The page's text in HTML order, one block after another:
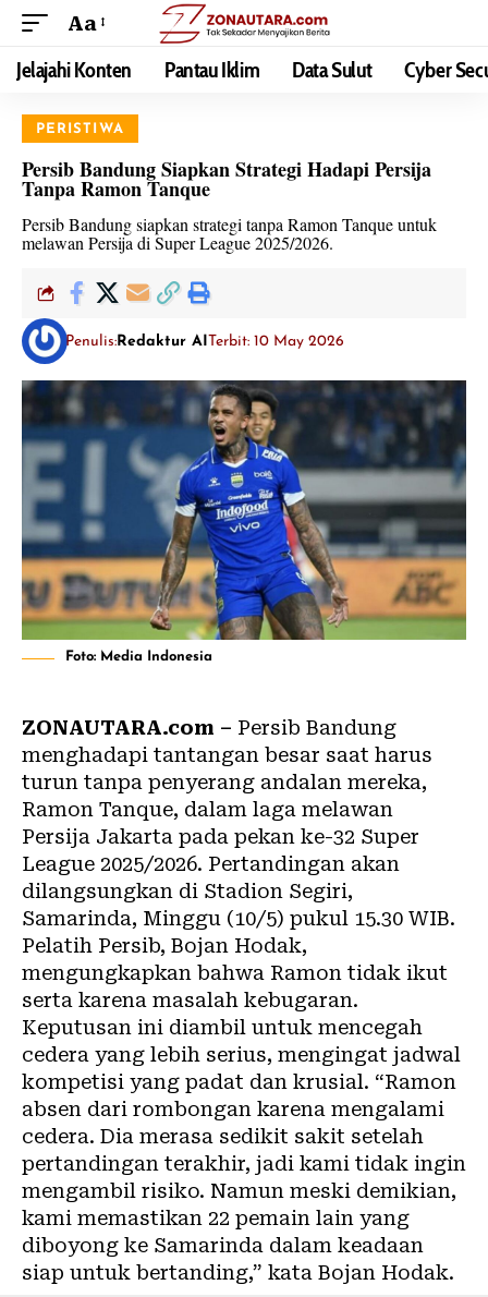
Aa
Jelajahi Konten Pantau Iklim Data Sulut Cyber
PERISTIWA
Persib Bandung Siapkan Strategi Hadapi Persija
Tanpa Ramon Tanque
Persib Bandung siapkan strategi tanpa Ramon Tanque untuk
melawan Persija di Super League 2025/2026.
Penulis: Redaktur AITerbit: 10 May 2026
Foto: Media Indonesia
ZONAUTARA.com – Persib Bandung
menghadapi tantangan besar saat harus
turun tanpa penyerang andalan mereka,
Ramon Tanque, dalam laga melawan
Persija Jakarta pada pekan ke-32 Super
League 2025/2026. Pertandingan akan
dilangsungkan di Stadion Segiri,
Samarinda, Minggu (10/5) pukul 15.30 WIB.
Pelatih Persib, Bojan Hodak,
mengungkapkan bahwa Ramon tidak ikut
serta karena masalah kebugaran.
Keputusan ini diambil untuk mencegah
cedera yang lebih serius, mengingat jadwal
kompetisi yang padat dan krusial. “Ramon
absen dari rombongan karena mengalami
cedera. Dia merasa sedikit sakit setelah
pertandingan terakhir, jadi kami tidak ingin
mengambil risiko. Namun meski demikian,
kami memastikan 22 pemain lain yang
diboyong ke Samarinda dalam keadaan
siap untuk bertanding,” kata Bojan Hodak.